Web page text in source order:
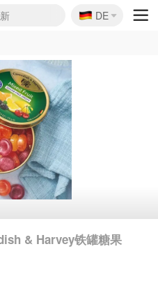
大促
效
叠85折
更新
+叠9折
🇩🇪
DE
& Harvey铁罐糖果